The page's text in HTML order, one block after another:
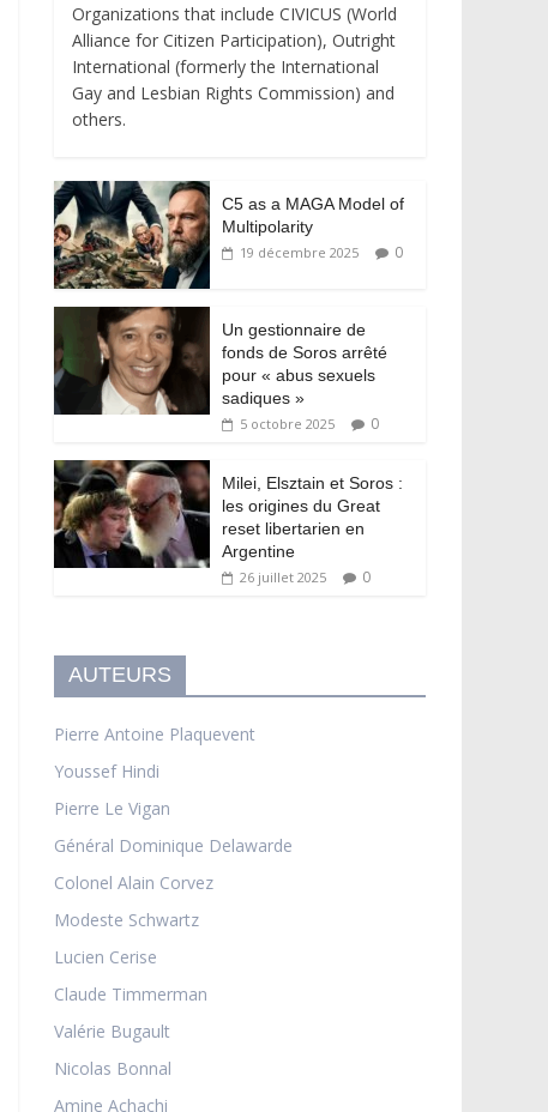
Organizations that include CIVICUS (World
Alliance for Citizen Participation), Outright
International (formerly the International
Gay and Lesbian Rights Commission) and
others.
C5 as a MAGA Model of
Multipolarity
19 décembre 2025 0
Un gestionnaire de
fonds de Soros arrêté
pour « abus sexuels
sadiques »
5 octobre 2025 0
Milei, Elsztain et Soros :
les origines du Great
reset libertarien en
Argentine
26 juillet 2025 0
AUTEURS
Pierre Antoine Plaquevent
Youssef Hindi
Pierre Le Vigan
Général Dominique Delawarde
Colonel Alain Corvez
Modeste Schwartz
Lucien Cerise
Claude Timmerman
Valérie Bugault
Nicolas Bonnal
Amine Achachi